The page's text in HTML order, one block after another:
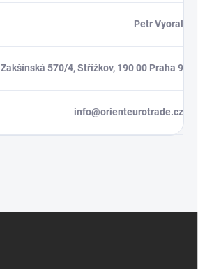
Petr Vyoral
Zakšínská 570/4, Střížkov, 190 00 Praha 9
info@orienteurotrade.cz